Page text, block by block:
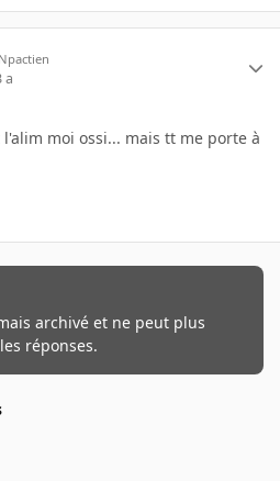
a
moi ossi... mais tt me porte à
archivé et ne peut plus
réponses.